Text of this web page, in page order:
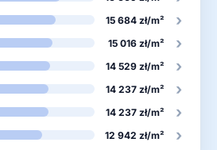
15 684 zł/m² ›
15 016 zł/m² ›
14 529 zł/m² ›
14 237 zł/m² ›
14 237 zł/m² ›
12 942 zł/m² ›